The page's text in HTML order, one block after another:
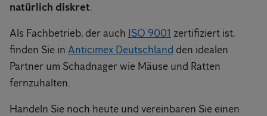
natürlich diskret.
Als Fachbetrieb, der auch ISO 9001 zertifiziert ist,
finden Sie in Anticimex Deutschland den idealen
Partner um Schadnager wie Mäuse und Ratten
fernzuhalten.
Handeln Sie noch heute und vereinbaren Sie einen